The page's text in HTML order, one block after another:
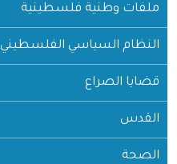
ملفات وطنية فلسطينية
النظام السياسي الفلسطيني
قضايا الصراع
القدس
الصحة